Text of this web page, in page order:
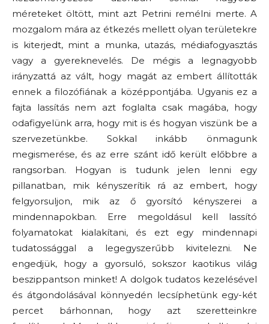
méreteket öltött, mint azt Petrini remélni merte. A
mozgalom mára az étkezés mellett olyan területekre
is kiterjedt, mint a munka, utazás, médiafogyasztás
vagy a gyereknevelés. De mégis a legnagyobb
irányzattá az vált, hogy magát az embert állították
ennek a filozófiának a középpontjába. Ugyanis ez a
fajta lassítás nem azt foglalta csak magába, hogy
odafigyelünk arra, hogy mit is és hogyan viszünk be a
szervezetünkbe. Sokkal inkább önmagunk
megismerése, és az erre szánt idő került előbbre a
rangsorban. Hogyan is tudunk jelen lenni egy
pillanatban, mik kényszerítik rá az embert, hogy
felgyorsuljon, mik az ő gyorsító kényszerei a
mindennapokban. Erre megoldásul kell lassító
folyamatokat kialakítani, és ezt egy mindennapi
tudatossággal a legegyszerűbb kivitelezni. Ne
engedjük, hogy a gyorsuló, sokszor kaotikus világ
beszippantson minket! A dolgok tudatos kezelésével
és átgondolásával könnyedén lecsíphetünk egy-két
percet bárhonnan, hogy azt szeretteinkre